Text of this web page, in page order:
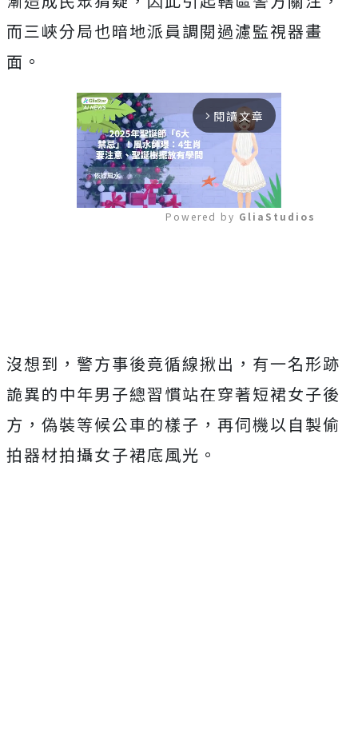
而三峽分局也暗地派員調閱過濾監視器畫
面。
arrow_forward_ios 閱讀文章
Powered by GliaStudios
沒想到，警方事後竟循線揪出，有一名形跡
詭異的中年男子總習慣站在穿著短裙女子後
方，偽裝等候公車的樣子，再伺機以自製偷
拍器材拍攝女子裙底風光。